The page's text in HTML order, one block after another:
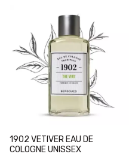
1902 VETIVER EAU DE
COLOGNE UNISSEX